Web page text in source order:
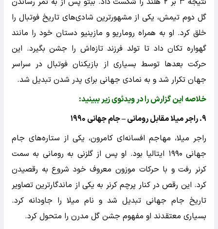
گل دوم تیمش، یکی از مشهورترین شادی‌های تاریخ فوتبال را
خلق کرد. او به همراه روماریو و مازینیو دستان خود را مانند
گهواره تکان داد تا تولد فرزند تازه‌اش را جشن بگیرد. این
حرکت بعدها توسط بسیاری از بازیکنان فوتبال در سراسر
جهان تکرار شد و به نمادی جهانی برای پدر شدن تبدیل شد.
خلاصه این گزارش را در ویدئوی زیر ببینید:
۹. راجر میلا مقابل رومانی – جام جهانی ۱۹۹۰
راجر میلا، مهاجم افسانه‌ای کامرون، یکی از ستاره‌های جام
جهانی ۱۹۹۰ ایتالیا بود. او پس از گلزنی به رومانی به سمت
کرنر رفت و با حرکات موزون معروف خود شروع به رقصیدن
کرد. این رقص در کنار پرچم کرنر به یکی از ماندگارترین تصاویر
تاریخ جام جهانی تبدیل شد و نام میلا را جاودانه کرد.
بسیاری معتقدند او مفهوم جشن گل مدرن را متحول کرد.